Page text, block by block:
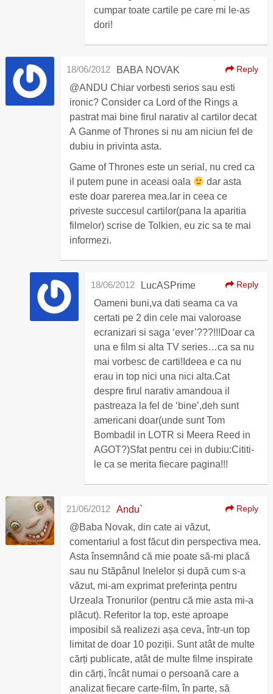
cumpar toate cartile pe care mi le-as
dori!
BABA NOVAK
18/06/2012 Reply
@ANDU Chiar vorbesti serios sau esti
ironic? Consider ca Lord of the Rings a
pastrat mai bine firul narativ al cartilor decat
A Ganme of Thrones si nu am niciun fel de
dubiu in privinta asta.
Game of Thrones este un serial, nu cred ca
il putem pune in aceasi oala
dar asta
este doar parerea mea.Iar in ceea ce
priveste succesul cartilor(pana la aparitia
filmelor) scrise de Tolkien, eu zic sa te mai
informezi.
LucASPrime
18/06/2012 Reply
Oameni buni,va dati seama ca va
certati pe 2 din cele mai valoroase
ecranizari si saga ‘ever’???!!!Doar ca
una e film si alta TV series…ca sa nu
mai vorbesc de carti!Ideea e ca nu
erau in top nici una nici alta.Cat
despre firul narativ amandoua il
pastreaza la fel de ‘bine’,deh sunt
americani doar(unde sunt Tom
Bombadil in LOTR si Meera Reed in
AGOT?)Sfat pentru cei in dubiu:Cititi-
le ca se merita fiecare pagina!!!
Andu`
21/06/2012 Reply
@Baba Novak, din cate ai văzut,
comentariul a fost făcut din perspectiva mea.
Asta însemnând că mie poate să-mi placă
sau nu Stăpânul Inelelor și după cum s-a
văzut, mi-am exprimat preferința pentru
Urzeala Tronurilor (pentru că mie asta mi-a
plăcut). Referitor la top, este aproape
imposibil să realizezi așa ceva, într-un top
limitat de doar 10 poziții. Sunt atât de multe
cărți publicate, atât de multe filme inspirate
din cărți, încât numai o persoană care a
analizat fiecare carte-film, în parte, să